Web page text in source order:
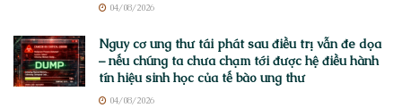
04/08/2026
Nguy cơ ung thư tái phát sau điều trị vẫn đe dọa
– nếu chúng ta chưa chạm tới được hệ điều hành
tín hiệu sinh học của tế bào ung thư
04/08/2026